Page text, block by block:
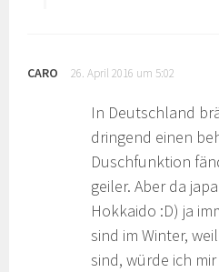
CARO 26. April 2016 um 5:02
In Deutschland
dringend einen
Duschfunktion
geiler. Aber da
Hokkaido :D) ja
sind im Winter,
sind, würde ich